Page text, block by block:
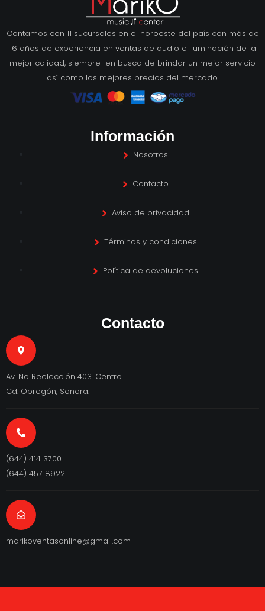
Contamos con 11 sucursales en el noroeste del país con más de
16 años de experiencia en ventas de audio e iluminación de la
mejor calidad, siempre en busca de brindar un mejor servicio
así como los mejores precios del mercado.
Información
Nosotros
Contacto
Aviso de privacidad
Términos y condiciones
Política de devoluciones
Contacto
Av. No Reelección 403. Centro.
Cd. Obregón, Sonora.
(644) 414 3700
(644) 457 8922
marikoventasonline@gmail.com